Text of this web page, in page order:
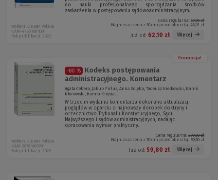
do nauki profesjonalnego sporządzania środków
zaskarżenia w postępowaniu sądowoadministracyjnym.
Cena regularna: 69,00 zł
Najniższa cena z 30 dni przed obniżką: 46,91 zł
Już od: 62,10 zł Więcej
Wolters Kluwer Polska
KAM-4753 W01D01
Rok publikacji: 2023
Promocja!
-80 %
Kodeks postępowania
administracyjnego. Komentarz
Agata Cebera, Jakub Firlus, Anna Golęba, Tadeusz Kiełkowski, Kamil
Klonowski, Hanna Knysia...
W trzecim wydaniu komentarza dokonano aktualizacji
poglądów w oparciu o najnowszy dorobek doktryny i
orzecznictwo Trybunału Konstytucyjnego, Sądu
Najwyższego i sądów administracyjnych, nadając
opracowaniu wymiar praktyczny.
Cena regularna: 299,00 zł
Najniższa cena z 30 dni przed obniżką: 59,80 zł
Już od: 59,80 zł Więcej
Wolters Kluwer Polska
KAM-2638 W03P01
Rok publikacji: 2023